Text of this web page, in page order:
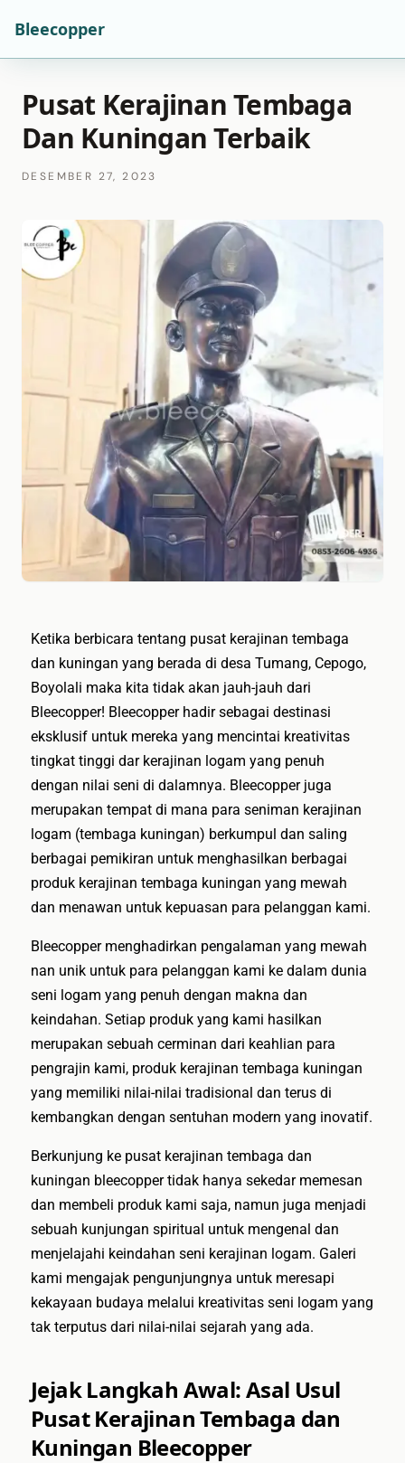
Bleecopper
Pusat Kerajinan Tembaga
Dan Kuningan Terbaik
DESEMBER 27, 2023
Ketika berbicara tentang pusat kerajinan tembaga
dan kuningan yang berada di desa Tumang, Cepogo,
Boyolali maka kita tidak akan jauh-jauh dari
Bleecopper! Bleecopper hadir sebagai destinasi
eksklusif untuk mereka yang mencintai kreativitas
tingkat tinggi dar kerajinan logam yang penuh
dengan nilai seni di dalamnya. Bleecopper juga
merupakan tempat di mana para seniman kerajinan
logam (tembaga kuningan) berkumpul dan saling
berbagai pemikiran untuk menghasilkan berbagai
produk kerajinan tembaga kuningan yang mewah
dan menawan untuk kepuasan para pelanggan kami.
Bleecopper menghadirkan pengalaman yang mewah
nan unik untuk para pelanggan kami ke dalam dunia
seni logam yang penuh dengan makna dan
keindahan. Setiap produk yang kami hasilkan
merupakan sebuah cerminan dari keahlian para
pengrajin kami, produk kerajinan tembaga kuningan
yang memiliki nilai-nilai tradisional dan terus di
kembangkan dengan sentuhan modern yang inovatif.
Berkunjung ke pusat kerajinan tembaga dan
kuningan bleecopper tidak hanya sekedar memesan
dan membeli produk kami saja, namun juga menjadi
sebuah kunjungan spiritual untuk mengenal dan
menjelajahi keindahan seni kerajinan logam. Galeri
kami mengajak pengunjungnya untuk meresapi
kekayaan budaya melalui kreativitas seni logam yang
tak terputus dari nilai-nilai sejarah yang ada.
Jejak Langkah Awal: Asal Usul
Pusat Kerajinan Tembaga dan
Kuningan Bleecopper